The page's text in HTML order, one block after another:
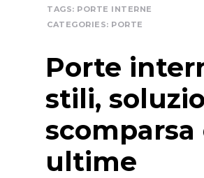
TAGS: PORTE INTERNE
CATEGORIES: PORTE
Porte
stili,
scomparsa
ultime